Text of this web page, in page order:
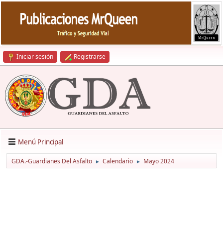
Iniciar sesión Registrarse
Menú Principal
GDA.-Guardianes Del Asfalto ► Calendario ► Mayo 2024